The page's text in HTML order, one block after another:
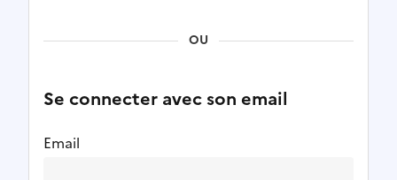
OU
Se connecter avec son email
Email